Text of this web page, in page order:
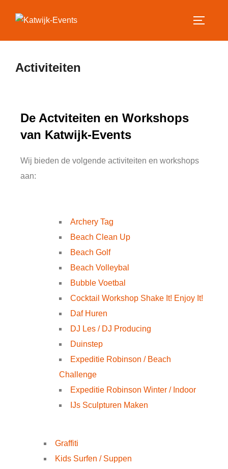
Activiteiten
De Actviteiten en Workshops
van Katwijk-Events
Wij bieden de volgende activiteiten en workshops
aan:
Archery Tag
Beach Clean Up
Beach Golf
Beach Volleybal
Bubble Voetbal
Cocktail Workshop Shake It! Enjoy It!
Daf Huren
DJ Les / DJ Producing
Duinstep
Expeditie Robinson / Beach
Challenge
Expeditie Robinson Winter / Indoor
IJs Sculpturen Maken
Graffiti
Kids Surfen / Suppen